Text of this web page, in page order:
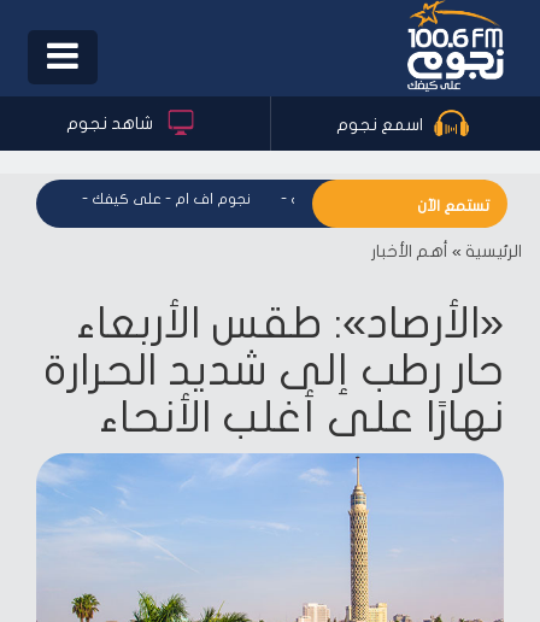
Toggle
اسمع نجوم شاهد نجوم
تستمع الآن - نجوم اف ام - على كيفك - نجوم اف ام - على كيفك نجوم
الرئيسية » أهم الأخبار
«الأرصاد»: طقس الأربعاء
حار رطب إلى شديد الحرارة
نهارًا على أغلب الأنحاء